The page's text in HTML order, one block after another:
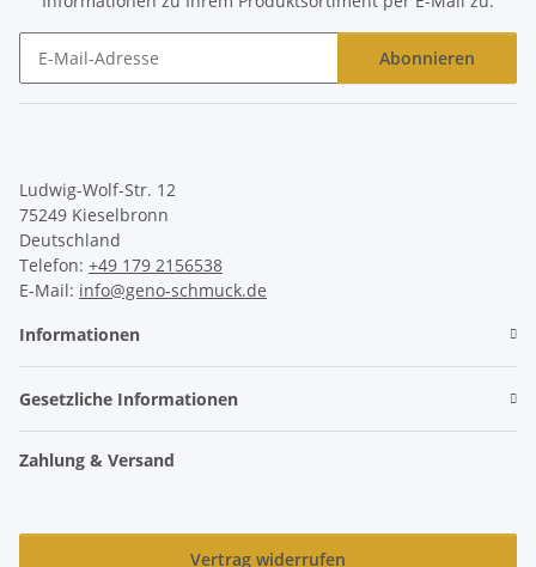
Abonnieren
Ludwig-Wolf-Str. 12
75249 Kieselbronn
Deutschland
Telefon: +49 179 2156538
E-Mail: info@geno-schmuck.de
Informationen
Gesetzliche Informationen
Zahlung & Versand
Vertrag widerrufen